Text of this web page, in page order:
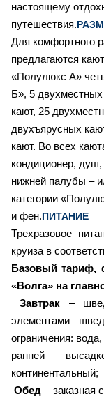
настоящему
путешествия.
Для комфортного
предлагаются
«Полулюкс А»
Б», 5
кают, 25
двухъярусных
кают. Во всех
кондиционер, душ,
нижней палубы –
категории
и фен.ПИТАНИЕ
Трехразовое
круиза в
Базовый тариф,
«Волга» на
Завтрак –
элементами
ограничения:
ранней
континентальный;
Обед – заказная